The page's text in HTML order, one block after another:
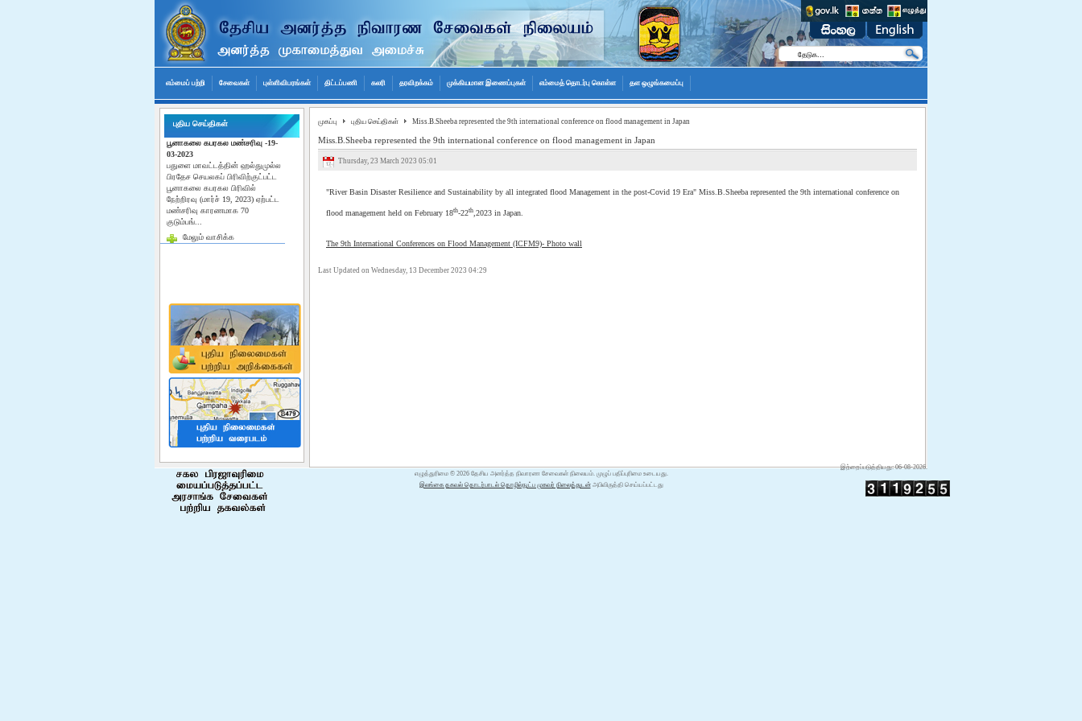
எம்மைப் பற்றி சேவைகள் புள்ளிவிபரங்கள் திட்டப்பணி கலரி தரவிறக்கம் முக்கியமான இணைப்புகள் எம்மைத் தொடர்பு கொள்ள தள ஒழுங்கமைப்பு
முகப்பு புதிய செய்திகள் Miss.B.Sheeba represented the 9th international conference on flood management in Japan
Miss.B.Sheeba represented the 9th international conference on flood management in Japan
Thursday, 23 March 2023 05:01
"River Basin Disaster Resilience and Sustainability by all integrated flood Management in the post-Covid 19 Era" Miss.B.Sheeba represented the 9th international conference on
flood management held on February 18th-22th ,2023 in Japan.
The 9th International Conferences on Flood Management (ICFM9)- Photo wall
Last Updated on Wednesday, 13 December 2023 04:29
புதிய செய்திகள்
பூனாகலை கபரகல மண்சரிவு -19-
03-2023
பதுளை மாவட்டத்தின் ஹல்துமுல்ல
பிரதேச செயலகப் பிரிவிற்குட்பட்ட
பூனாகலை கபரகல பிரிவில்
நேற்றிரவு (மார்ச் 19, 2023) ஏற்பட்ட
மண்சரிவு காரணமாக 70
குடும்பங்...
மேலும் வாசிக்க
Miss.B.Sheeba represented the
9th international conference on
flood management in Japan
"River Basin Disaster Resilience
and Sustainability by all integrated
flood Management in the post-
Covid 19 Era" Miss.B.Sheeba
represented the 9th int...
மேலும் வாசிக்க
Disaster Management Division
Vacancies
மேலும் வாசிக்க
எழுத்துரிமை © 2026 தேசிய அனர்த்த நிவாரண சேவைகள் நிலையம். முழுப் பதிப்புரிமை உடையது.
இலங்கை தகவல் தொடர்பாடல் தொழில்நுட்ப முகவர் நிலைத்துடன்அபிவிருத்தி செய்யப்பட்டது
இற்றைப்படுத்தியது: 06-08-2026.